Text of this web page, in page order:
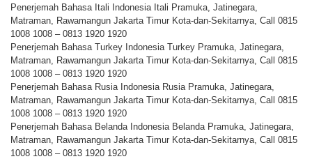
Penerjemah Bahasa Itali Indonesia Itali Pramuka, Jatinegara,
Matraman, Rawamangun Jakarta Timur Kota-dan-Sekitarnya, Call 0815
1008 1008 – 0813 1920 1920
Penerjemah Bahasa Turkey Indonesia Turkey Pramuka, Jatinegara,
Matraman, Rawamangun Jakarta Timur Kota-dan-Sekitarnya, Call 0815
1008 1008 – 0813 1920 1920
Penerjemah Bahasa Rusia Indonesia Rusia Pramuka, Jatinegara,
Matraman, Rawamangun Jakarta Timur Kota-dan-Sekitarnya, Call 0815
1008 1008 – 0813 1920 1920
Penerjemah Bahasa Belanda Indonesia Belanda Pramuka, Jatinegara,
Matraman, Rawamangun Jakarta Timur Kota-dan-Sekitarnya, Call 0815
1008 1008 – 0813 1920 1920